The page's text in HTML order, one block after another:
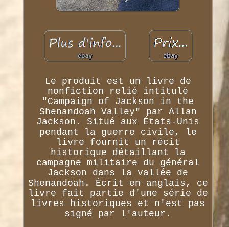
Le produit est un livre de
nonfiction relié intitulé
"Campaign of Jackson in the
Shenandoah Valley" par Allan
Jackson. Situé aux États-Unis
pendant la guerre civile, le
livre fournit un récit
historique détaillant la
campagne militaire du général
Jackson dans la vallée de
Shenandoah. Écrit en anglais, ce
livre fait partie d'une série de
livres historiques et n'est pas
signé par l'auteur.